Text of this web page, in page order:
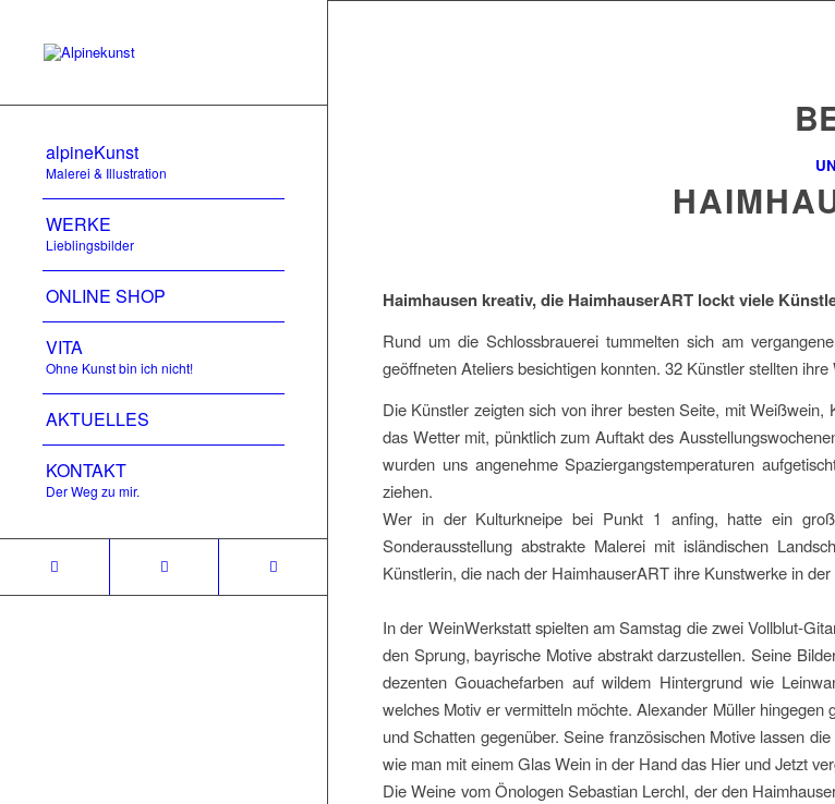
alpineKunst
Malerei & Illustration
WERKE
Lieblingsbilder
ONLINE SHOP
VITA
Ohne Kunst bin ich nicht!
AKTUELLES
KONTAKT
Der Weg zu mir.
Haimhausen kreativ, die HaimhauserART lockt viele
Rund um die Schlossbrauerei tummelten sich am
geöffneten Ateliers besichtigen konnten. 32 Künstler stellten
Die Künstler zeigten sich von ihrer besten Seite, mit
das Wetter mit, pünktlich zum Auftakt des
wurden uns angenehme Spaziergangstemperaturen
ziehen.
Wer in der Kulturkneipe bei Punkt 1 anfing, hatte ein
Sonderausstellung abstrakte Malerei mit isländischen
Künstlerin, die nach der HaimhauserART ihre Kunstwerke in
In der WeinWerkstatt spielten am Samstag die zwei Vollblut-
den Sprung, bayrische Motive abstrakt darzustellen. Seine
dezenten Gouachefarben auf wildem Hintergrund wie
welches Motiv er vermitteln möchte. Alexander Müller
und Schatten gegenüber. Seine französischen Motive lassen
wie man mit einem Glas Wein in der Hand das Hier und Jetzt
Die Weine vom Önologen Sebastian Lerchl, der den